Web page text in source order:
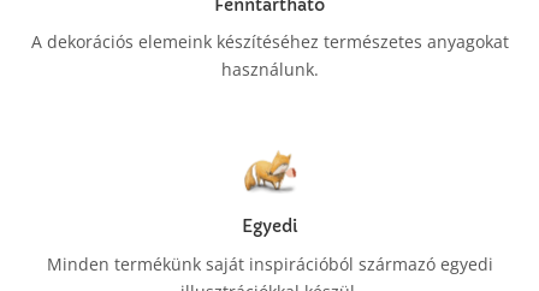
Fenntartható
A dekorációs elemeink készítéséhez természetes anyagokat
használunk.
Egyedi
Minden termékünk saját inspirációból származó egyedi